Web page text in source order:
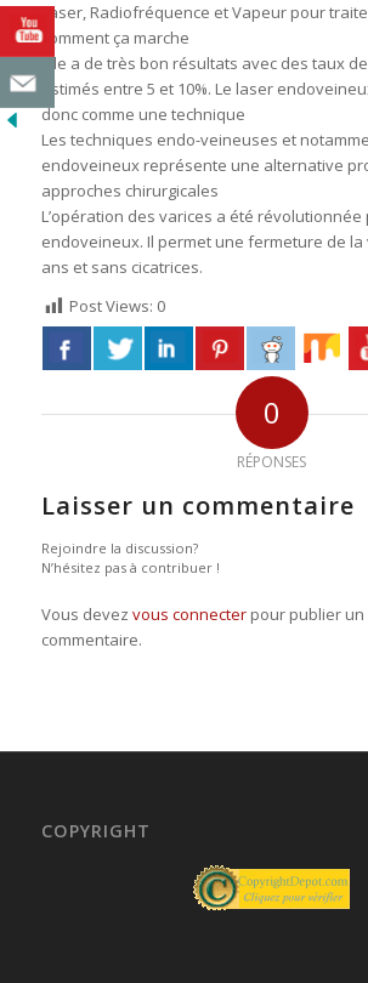
Laser, Radiofréquence et Vapeur pour
comment ça marche
Elle a de très bon résultats avec des taux
estimés entre 5 et 10%. Le laser
donc comme une technique
Les techniques endo-veineuses et
endoveineux représente une alternative
approches chirurgicales
L’opération des varices a été révolutionnée
endoveineux. Il permet une fermeture de la
ans et sans cicatrices.
Post Views: 0
0
RÉPONSES
Laisser un commentaire
Rejoindre la discussion?
N’hésitez pas à contribuer !
Vous devez vous connecterpour publier un
commentaire.
COPYRIGHT